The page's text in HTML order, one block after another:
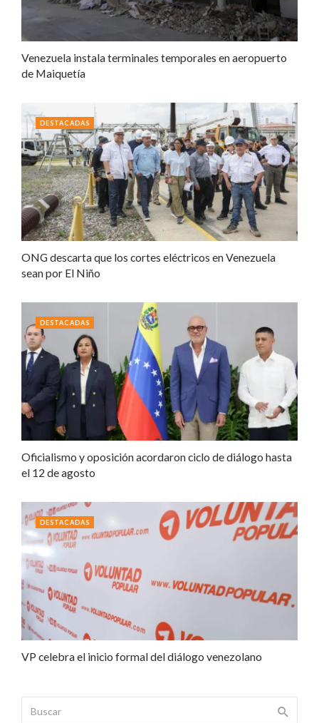
Venezuela instala terminales temporales en aeropuerto
de Maiquetía
ONG descarta que los cortes eléctricos en Venezuela
sean por El Niño
DESTACADAS
Oficialismo y oposición acordaron ciclo de diálogo hasta
el 12 de agosto
DESTACADAS
VP celebra el inicio formal del diálogo venezolano
DESTACADAS